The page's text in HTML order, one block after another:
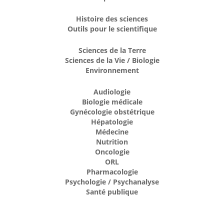
Histoire des sciences
Outils pour le scientifique
Sciences de la Terre
Sciences de la Vie / Biologie
Environnement
Audiologie
Biologie médicale
Gynécologie obstétrique
Hépatologie
Médecine
Nutrition
Oncologie
ORL
Pharmacologie
Psychologie / Psychanalyse
Santé publique